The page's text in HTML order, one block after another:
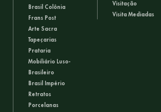
Brasil Colônia
Frans Post
Arte Sacra
Tapeçarias
Prataria
Mobiliário Luso-
Brasileiro
Brasil Império
Retratos
Porcelanas
Visitação
Visita Mediadas